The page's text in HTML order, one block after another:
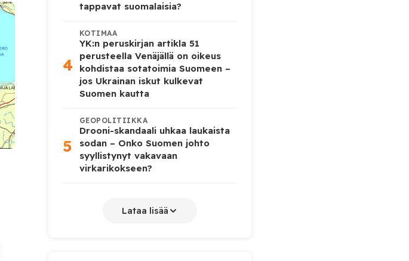
tappavat suomalaisia?
4
KOTIMAA
YK:n peruskirjan artikla 51
perusteella Venäjällä on oikeus
kohdistaa sotatoimia Suomeen –
jos Ukrainan iskut kulkevat
Suomen kautta
5
GEOPOLITIIKKA
Drooni-skandaali uhkaa laukaista
sodan – Onko Suomen johto
syyllistynyt vakavaan
virkarikokseen?
Lataa lisää